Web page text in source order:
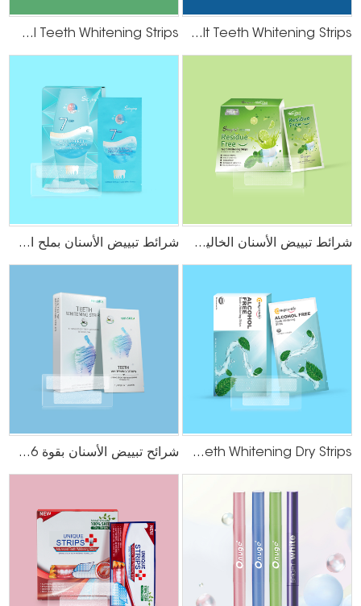
Pack of 7 Dead Sea Salt Teeth Whitening Strips
Activated Charcoal Teeth Whitening Strips
شرائط تبييض الأسنان الخالية من بقايا الجل بنكهة الليمون شرائط تبييض الأسنان بملح البحر الميت
Alcohol Free Teeth Whitening Dry Strips شرائح تبييض الأسنان بقوة 6% HP